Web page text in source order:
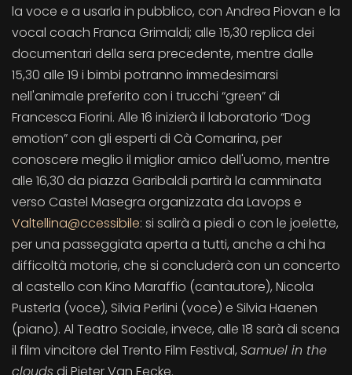
la voce e a usarla in pubblico, con Andrea Piovan e la
vocal coach Franca Grimaldi; alle 15,30 replica dei
documentari della sera precedente, mentre dalle
15,30 alle 19 i bimbi potranno immedesimarsi
nell'animale preferito con i trucchi “green” di
Francesca Fiorini. Alle 16 inizierà il laboratorio “Dog
emotion” con gli esperti di Cà Comarina, per
conoscere meglio il miglior amico dell'uomo, mentre
alle 16,30 da piazza Garibaldi partirà la camminata
verso Castel Masegra organizzata da Lavops e
Valtellina@ccessibile: si salirà a piedi o con le joelette,
per una passeggiata aperta a tutti, anche a chi ha
difficoltà motorie, che si concluderà con un concerto
al castello con Kino Maraffio (cantautore), Nicola
Pusterla (voce), Silvia Perlini (voce) e Silvia Haenen
(piano). Al Teatro Sociale, invece, alle 18 sarà di scena
il film vincitore del Trento Film Festival, Samuel in the